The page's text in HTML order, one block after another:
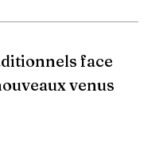
face
venus